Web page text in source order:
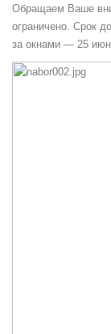
Обращаем Ваше
ограничено. Срок
за окнами — 25